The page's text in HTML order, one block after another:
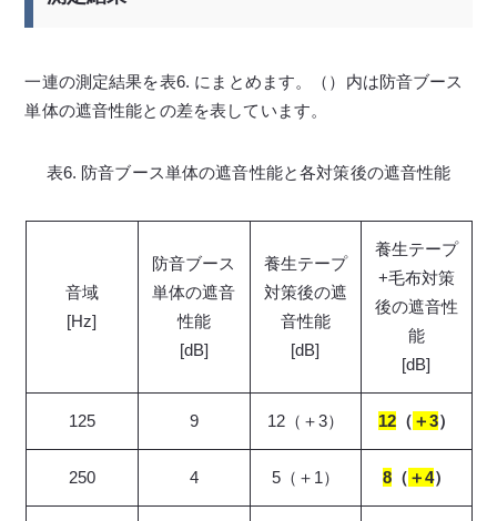
一連の測定結果を表6. にまとめます。（）内は防音ブース
単体の遮音性能との差を表しています。
表6. 防音ブース単体の遮音性能と各対策後の遮音性能
音域
[Hz]
防音ブース
単体の遮音
性能
[dB]
養生テープ
対策後の遮
音性能
[dB]
養生テープ
+毛布対策
後の遮音性
能
[dB]
125 9 12（＋3） 12（ ＋3）
250 4 5（＋1） 8（ ＋4）